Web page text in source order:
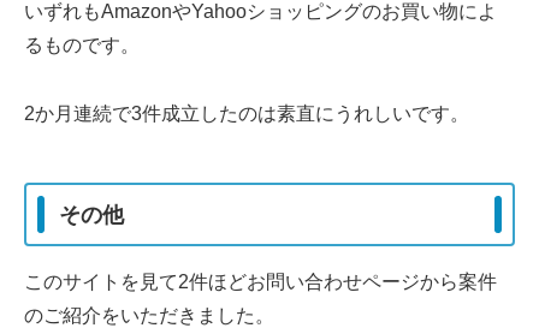
いずれもAmazonやYahooショッピングのお買い物によ
るものです。
2か月連続で3件成立したのは素直にうれしいです。
その他
このサイトを見て2件ほどお問い合わせページから案件
のご紹介をいただきました。